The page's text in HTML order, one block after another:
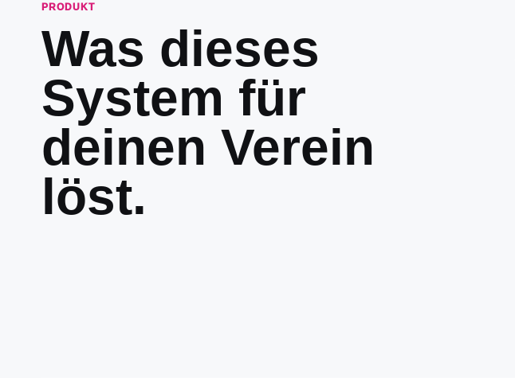
PRODUKT
Was dieses
System für
deinen Verein
löst.